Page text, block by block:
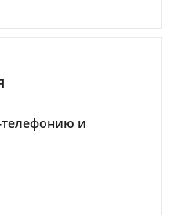
телефонию и